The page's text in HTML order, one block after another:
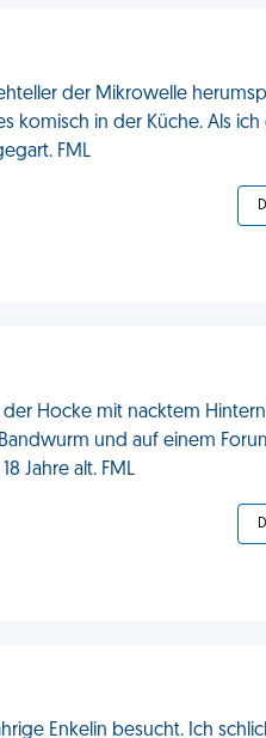
der Mikrowelle
komisch in der Küche. Als
FML
Hocke mit nacktem
und auf einem
Jahre alt. FML
Enkelin besucht. Ich